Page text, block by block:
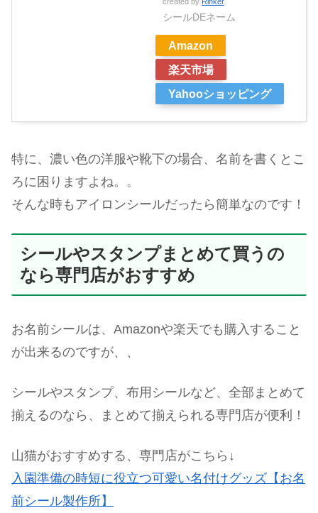
シールDEネーム
Amazon
楽天市場
Yahooショッピング
特に、濃い色の洋服や靴下の場合、名前を書くとこ
ろに困りますよね。。
そんな時もアイロンシールだったら簡単なのです！
シールやスタンプまとめて買うの
なら専門店がおすすめ
お名前シールは、Amazonや楽天でも購入すること
が出来るのですが、、
シールやスタンプ、布用シールなど、全部まとめて
揃えるのなら、まとめて揃えられる専門店が便利！
山猫がおすすめする、専門店がこちら↓
入園準備の時短に役立つ可愛い名付けグッズ【お名
前シール製作所】